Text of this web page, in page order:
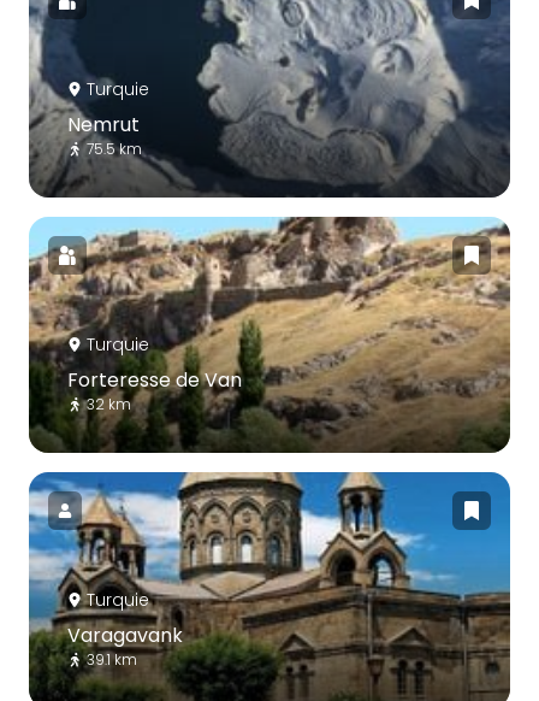
Turquie
Nemrut
75.5 km
Turquie
Forteresse de Van
32 km
Turquie
Varagavank
39.1 km